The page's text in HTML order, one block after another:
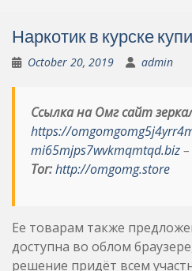
Наркотик в курске
October 20, 2019 admin
Ссылка на Омг сайт
https://
mi65mjps7wvkmqmtqd.biz–
Tor:http://omgomg.store
Ее товарам также
доступна во облом
решение придёт всем